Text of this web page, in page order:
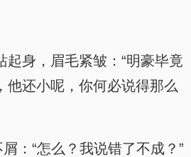
起身，眉毛紧皱：“明豪毕竟
他还小呢，你何必说得那么
屑：“怎么？我说错了不成？”